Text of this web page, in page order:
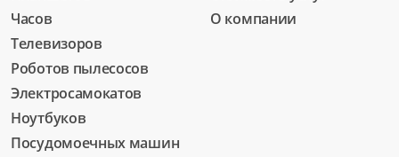
Часов
Телевизоров
Роботов пылесосов
Электросамокатов
Ноутбуков
Посудомоечных машин
О компании